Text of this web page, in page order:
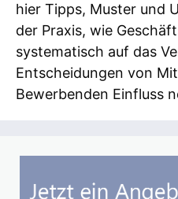
hier Tipps, Muster und
der Praxis, wie
systematisch auf das
Entscheidungen von
Bewerbenden Einfluss